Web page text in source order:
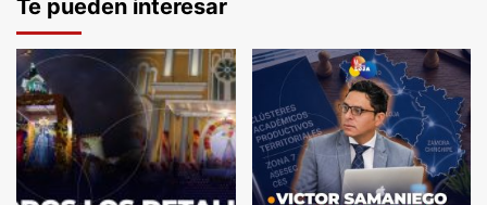
Te pueden interesar